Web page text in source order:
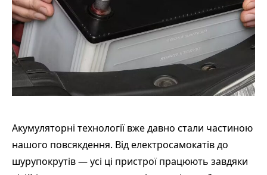
Акумуляторні технології вже давно стали частиною
нашого повсякдення. Від електросамокатів до
шурупокрутів — усі ці пристрої працюють завдяки